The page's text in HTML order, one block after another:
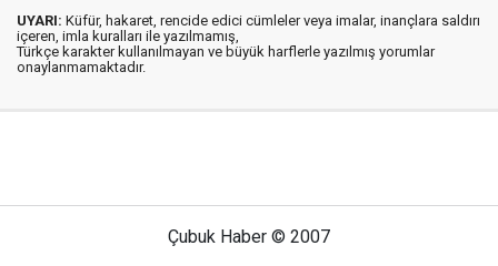
UYARI: Küfür, hakaret, rencide edici cümleler veya imalar, inançlara saldırı
içeren, imla kuralları ile yazılmamış,
Türkçe karakter kullanılmayan ve büyük harflerle yazılmış yorumlar
onaylanmamaktadır.
Çubuk Haber © 2007